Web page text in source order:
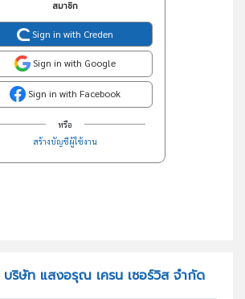
สมาชิก
Sign in with Creden
Sign in with Google
Sign in with Facebook
หรือ
สร้างบัญชีผู้ใช้งาน
ริษัท แสงอรุณ เครน เซอร์วิส จำกัด